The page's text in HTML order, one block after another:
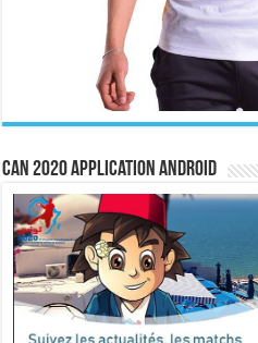
CAN 2020 Application Android